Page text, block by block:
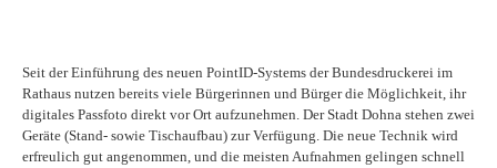
Seit der Einführung des neuen PointID-Systems der Bundesdruckerei im
Rathaus nutzen bereits viele Bürgerinnen und Bürger die Möglichkeit, ihr
digitales Passfoto direkt vor Ort aufzunehmen. Der Stadt Dohna stehen zwei
Geräte (Stand- sowie Tischaufbau) zur Verfügung. Die neue Technik wird
erfreulich gut angenommen, und die meisten Aufnahmen gelingen schnell